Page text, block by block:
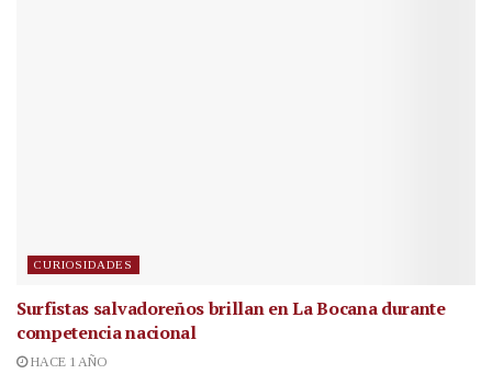
CURIOSIDADES
Surfistas salvadoreños brillan en La Bocana durante
competencia nacional
HACE 1 AÑO